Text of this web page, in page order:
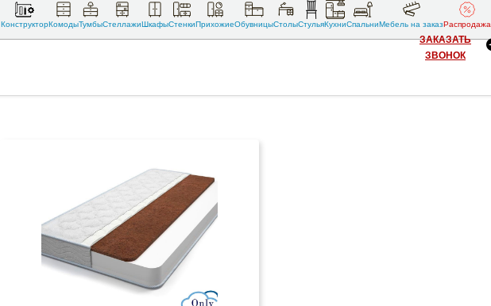
КонструкторКомодыТумбыСтеллажиШкафыСтенкиПрихожиеОбувницыСтолыСтульяКухниСпальниМебель на заказРаспродажа
ЗАКАЗАТЬ
ЗВОНОК